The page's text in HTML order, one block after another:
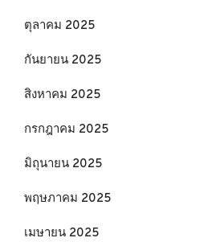
ตุลาคม 2025
กันยายน 2025
สิงหาคม 2025
กรกฎาคม 2025
มิถุนายน 2025
พฤษภาคม 2025
เมษายน 2025